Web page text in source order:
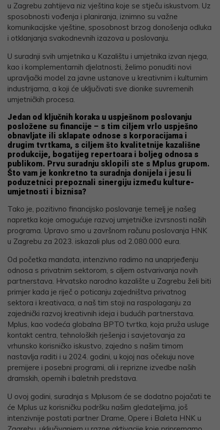
u Zagrebu zahtijeva niz vještina koje se stječu iskustvom. Uz
sposobnosti vođenja i planiranja, iznimno su važne
komunikacijske vještine, sposobnost brzog donošenja odluka
i otklanjanja svakodnevnih izazova u poslovanju.
U suradnji svih umjetnika u Kazalištu i umjetnika izvan njega,
kao i komplementarnih djelatnosti, želimo ponuditi novi
upravljački model za javne ustanove u kreativnim i kulturnim
industrijama, a koji će uključivati sve dionike suvremenih
umjetničkih procesa.
Jedan od ključnih koraka u uspješnom poslovanju
posložene su financije – s tim ciljem vrlo uspješno
obnavljate ili sklapate odnose s korporacijama i
drugim tvrtkama, s ciljem što kvalitetnije kazališne
produkcije, bogatijeg repertoara i boljeg odnosa s
publikom. Prvu suradnju sklopili ste s Mplus grupom.
Što vam je konkretno ta suradnja donijela i jesu li
poduzetnici prepoznali sinergiju između kulture-
umjetnosti i biznisa?
Tako je, pozitivno financijsko poslovanje temelj je našeg
napretka koje omogućuje razvoj umjetničke izvrsnosti naših
programa. Upravo smo u završnom računu poslovanja HNK
u Zagrebu za 2023. iskazali plus od 2.080.000 eura.
Od početka mandata, intenzivno radimo na unaprjeđenju
odnosa s privatnim sektorom, s ciljem ostvarivanja novih
partnerstava. Hrvatsko narodno kazalište u Zagrebu želi biti
primjer kada je riječ o poticanju zajedništva privatnog
sektora i kreativaca, a naš tim stoji na raspolaganju za
zajednički razvoj kreativnih ideja i budućih partnerstava.
Mplus, kao vodeća globalna BPTO tvrtka, koja pruža usluge
kontakt centra, tehnoloških rješenja i savjetovanja za
vrhunsko korisničko iskustvo, zajedno s našim timom
nastavlja raditi i u 2024. godini, u kojoj nas očekuju nove
premijere i posebni programi, ali i reprizne izvedbe naših
dramskih, opernih i baletnih predstava.
U ovoj godini, suradnja s Mplusom će se dodatno pojačati te
će Mplus uz korisničku podršku našim gledateljima, još
intenzivnije postati partner Drame, Opere i Baleta HNK u